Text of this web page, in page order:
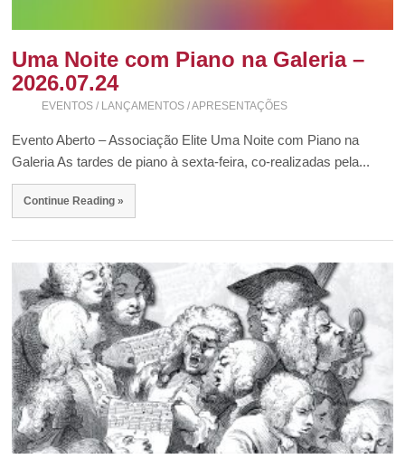
Uma Noite com Piano na Galeria –
2026.07.24
EVENTOS / LANÇAMENTOS / APRESENTAÇÕES
Evento Aberto – Associação Elite Uma Noite com Piano na
Galeria As tardes de piano à sexta-feira, co-realizadas pela...
Continue Reading »